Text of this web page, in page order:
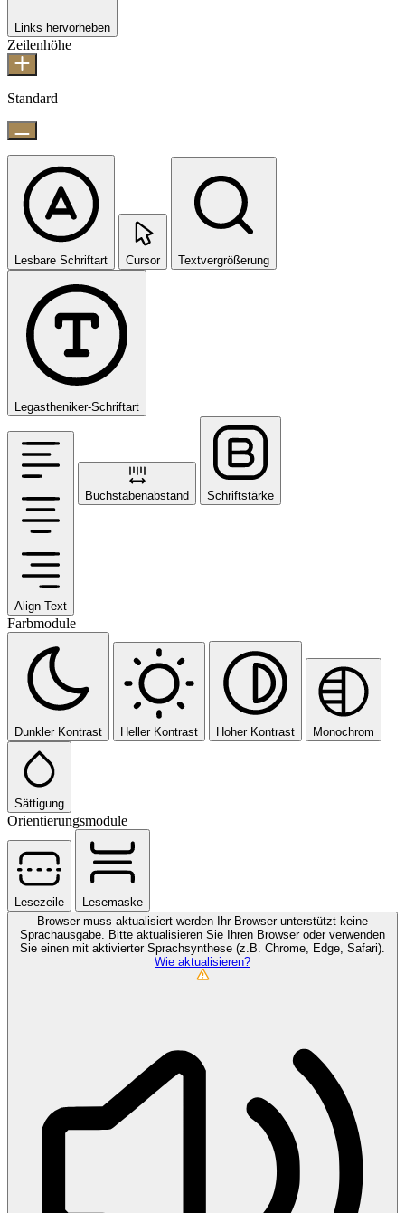
Links hervorheben
Zeilenhöhe
Standard
Lesbare Schriftart Cursor Textvergrößerung
Legastheniker-Schriftart
Align Text
Buchstabenabstand Schriftstärke
Farbmodule
Dunkler Kontrast Heller Kontrast Hoher Kontrast Monochrom
Sättigung
Orientierungsmodule
Lesezeile
Lesemaske
Browser muss aktualisiert werden
Ihr Browser unterstützt keine
Sprachausgabe. Bitte aktualisieren Sie Ihren Browser oder verwenden
Sie einen mit aktivierter Sprachsynthese (z.B. Chrome, Edge, Safari).
Wie aktualisieren?